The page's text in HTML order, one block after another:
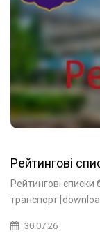
Рейтингові
Рейтингові
транспорт
30.07.26